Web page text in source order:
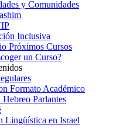
y Comunidades
Próximos Cursos
un Curso?
Formato Académico
Hebreo Parlantes
Lingüística en Israel